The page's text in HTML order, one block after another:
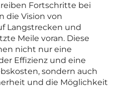
Fortschritte bei
die Vision von
Langstrecken und
Meile voran. Diese
nicht nur eine
Effizienz und eine
sondern auch
und die Möglichkeit